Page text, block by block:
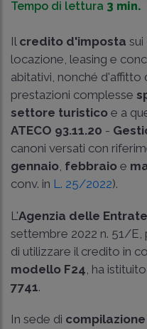
Tempo di lettura 3 min.
Il credito d'imposta sui
locazione, leasing e
abitativi, nonché d'affitto
prestazioni complesse
settore turistico e a
ATECO 93.11.20 -
canoni versati con
gennaio, febbraio e
conv. in L. 25/2022).
L'Agenzia delle Entrate
settembre 2022 n. 51/E,
di utilizzare il credito in
modello F24, ha
7741.
In sede di